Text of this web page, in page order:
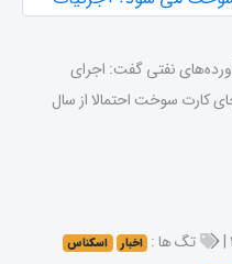
نفتی گفت: اجرای
کارت سوخت احتمالا از سال
تگ ها : اخبار
اسکناس